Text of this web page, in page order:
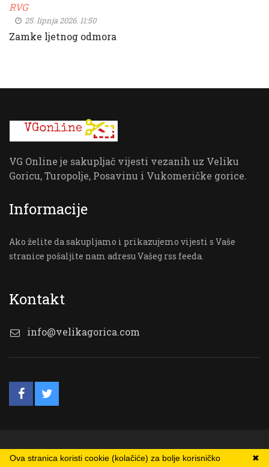
RVG
25. lipnja 2026. 11:50
Zamke ljetnog odmora
VG Online je sakupljač vijesti vezanih uz Veliku
Goricu, Turopolje, Posavinu i Vukomeričke gorice.
Informacije
Ako želite da sakupljamo i prikazujemo vijesti s Vaše
stranice pošaljite nam adresu Vašeg rss feeda.
Kontakt
info@velikagorica.com
© VG Online ✖
Ova stranica koristi cookie (kolačiće) za bolje korisničko